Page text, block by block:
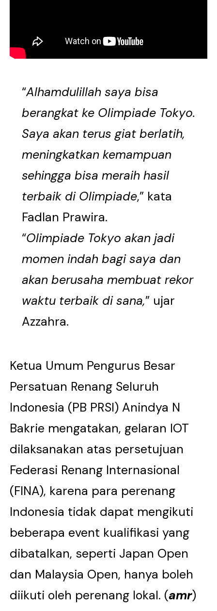
“Alhamdulillah saya bisa
berangkat ke Olimpiade Tokyo.
Saya akan terus giat berlatih,
meningkatkan kemampuan
sehingga bisa meraih hasil
terbaik di Olimpiade,” kata
Fadlan Prawira.
“Olimpiade Tokyo akan jadi
momen indah bagi saya dan
akan berusaha membuat rekor
waktu terbaik di sana,” ujar
Azzahra.
Ketua Umum Pengurus Besar
Persatuan Renang Seluruh
Indonesia (PB PRSI) Anindya N
Bakrie mengatakan, gelaran IOT
dilaksanakan atas persetujuan
Federasi Renang Internasional
(FINA), karena para perenang
Indonesia tidak dapat mengikuti
beberapa event kualifikasi yang
dibatalkan, seperti Japan Open
dan Malaysia Open, hanya boleh
diikuti oleh perenang lokal. (amr)